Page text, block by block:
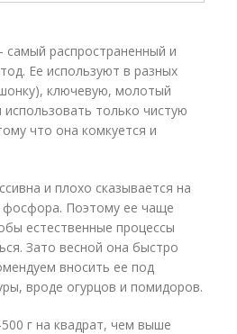
самый распространенный и
Ее используют в разных
ключевую, молотый
использовать только чистую
что она комкуется и
и плохо сказывается на
фосфора. Поэтому ее чаще
естественные процессы
Зато весной она быстро
вносить ее под
вроде огурцов и помидоров.
г на квадрат, чем выше